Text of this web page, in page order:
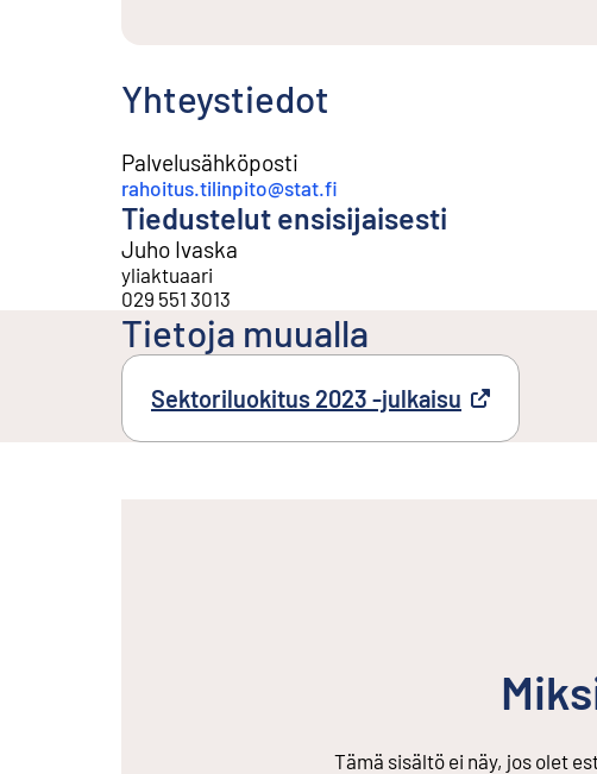
Yhteystiedot
Palvelusähköposti
rahoitus.tilinpito@stat.fi
Tiedustelut ensisijaisesti
Juho Ivaska
yliaktuaari
029 551 3013
Tietoja muualla
Sektoriluokitus 2023 -julkaisu Ulkoinen linkki
Tämä sisältö ei näy, jos olet